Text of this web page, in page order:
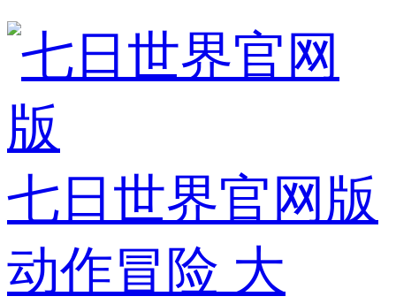
七日世界官网版
动作冒险 大